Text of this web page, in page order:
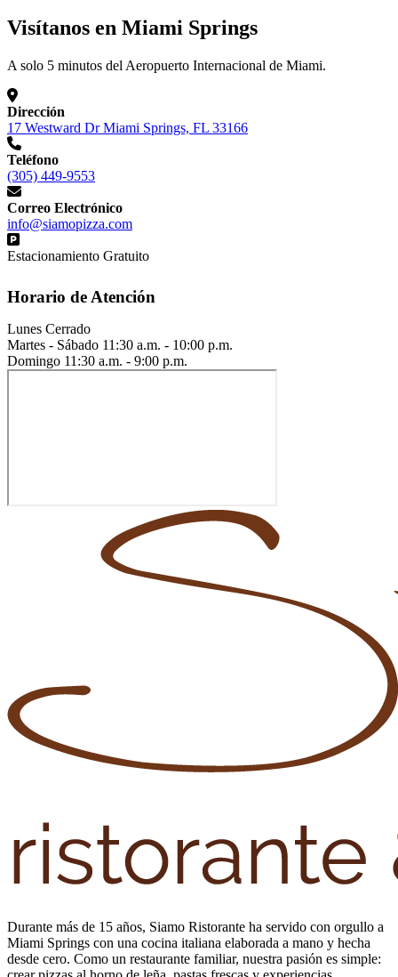
Visítanos en Miami Springs
A solo 5 minutos del Aeropuerto Internacional de Miami.
Dirección
17 Westward Dr Miami Springs, FL 33166
Teléfono
(305) 449-9553
Correo Electrónico
info@siamopizza.com
Estacionamiento Gratuito
Horario de Atención
Lunes Cerrado
Martes - Sábado 11:30 a.m. - 10:00 p.m.
Domingo 11:30 a.m. - 9:00 p.m.
Durante más de 15 años, Siamo Ristorante ha servido con orgullo a
Miami Springs con una cocina italiana elaborada a mano y hecha
desde cero. Como un restaurante familiar, nuestra pasión es simple: